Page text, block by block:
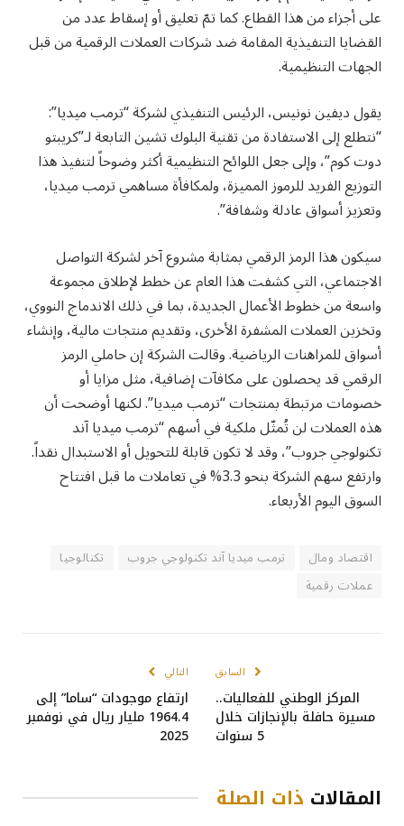
على أجزاء من هذا القطاع. كما تمّ تعليق أو إسقاط عدد من
القضايا التنفيذية المقامة ضد شركات العملات الرقمية من قبل
الجهات التنظيمية.
يقول ديفين نونيس، الرئيس التنفيذي لشركة “ترمب ميديا”:
“نتطلع إلى الاستفادة من تقنية البلوك تشين التابعة لـ”كريبتو
دوت كوم”، وإلى جعل اللوائح التنظيمية أكثر وضوحاً لتنفيذ هذا
التوزيع الفريد للرموز المميزة، ولمكافأة مساهمي ترمب ميديا،
وتعزيز أسواق عادلة وشفافة”.
سيكون هذا الرمز الرقمي بمثابة مشروع آخر لشركة التواصل
الاجتماعي، التي كشفت هذا العام عن خطط لإطلاق مجموعة
واسعة من خطوط الأعمال الجديدة، بما في ذلك الاندماج النووي،
وتخزين العملات المشفرة الأخرى، وتقديم منتجات مالية، وإنشاء
أسواق للمراهنات الرياضية. وقالت الشركة إن حاملي الرمز
الرقمي قد يحصلون على مكافآت إضافية، مثل مزايا أو
خصومات مرتبطة بمنتجات “ترمب ميديا”. لكنها أوضحت أن
هذه العملات لن تُمثّل ملكية في أسهم “ترمب ميديا ​​آند
تكنولوجي جروب”، وقد لا تكون قابلة للتحويل أو الاستبدال نقداً.
وارتفع سهم الشركة بنحو 3.3% في تعاملات ما قبل افتتاح
السوق اليوم الأربعاء.
اقتصاد ومال ترمب ميديا ​​آند تكنولوجي جروب
تكنالوجيا
عملات رقمية
السابق
المركز الوطني للفعاليات..
مسيرة حافلة بالإنجازات خلال
5 سنوات
التالي
ارتفاع موجودات “ساما” إلى
1964.4 مليار ريال في نوفمبر
2025
المقالات ذات الصلة